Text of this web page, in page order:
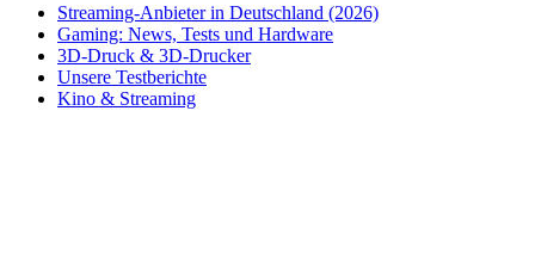
Streaming-Anbieter in Deutschland (2026)
Gaming: News, Tests und Hardware
3D-Druck & 3D-Drucker
Unsere Testberichte
Kino & Streaming